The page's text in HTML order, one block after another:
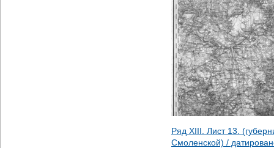
Ряд XIII. Лист 13.
Смоленской) /